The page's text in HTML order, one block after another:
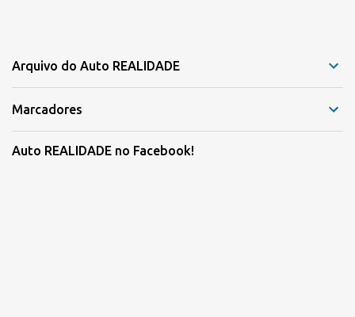
Arquivo do Auto REALIDADE
Marcadores
Auto REALIDADE no Facebook!